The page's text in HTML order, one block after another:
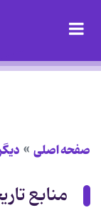
صفحه اصلی
منابع